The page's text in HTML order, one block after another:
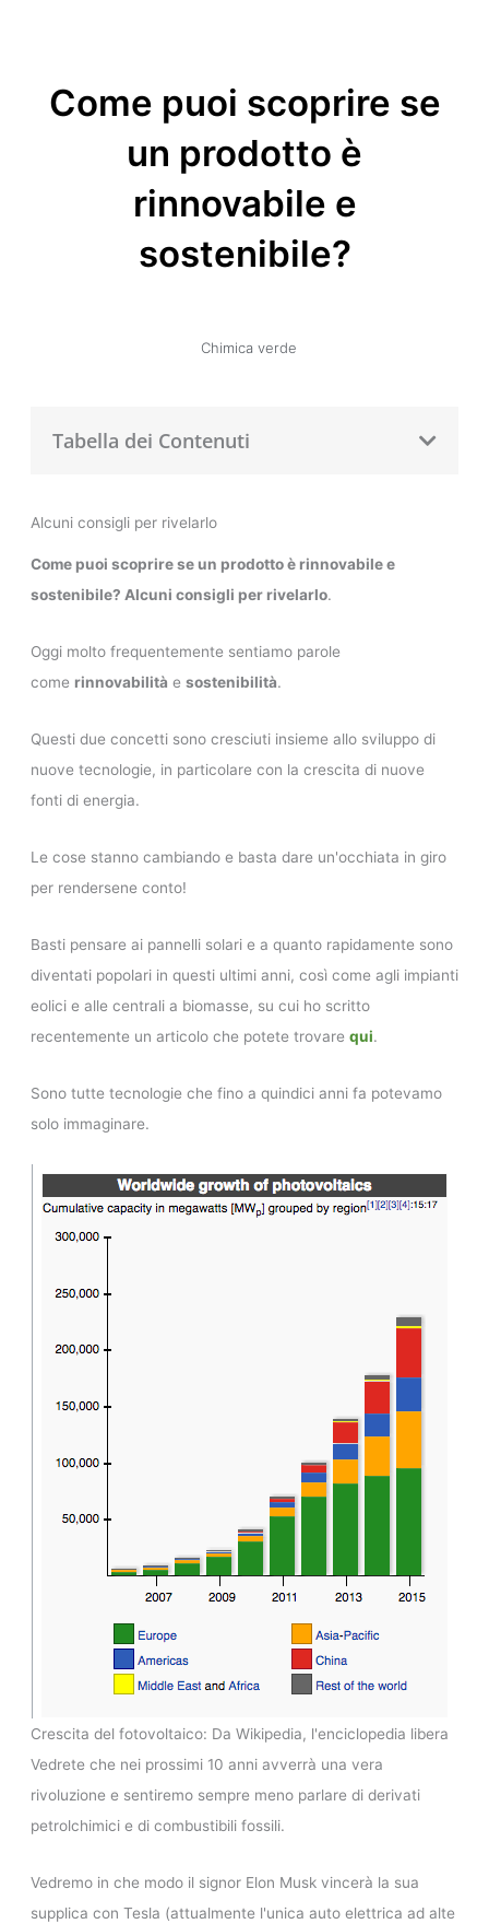
Come puoi scoprire se
un prodotto è
rinnovabile e
sostenibile?
Chimica verde
Tabella dei Contenuti
Alcuni consigli per rivelarlo
Come puoi scoprire se un prodotto è rinnovabile e
sostenibile? Alcuni consigli per rivelarlo.
Oggi molto frequentemente sentiamo parole
come rinnovabilità e sostenibilità.
Questi due concetti sono cresciuti insieme allo sviluppo di
nuove tecnologie, in particolare con la crescita di nuove
fonti di energia.
Le cose stanno cambiando e basta dare un'occhiata in giro
per rendersene conto!
Basti pensare ai pannelli solari e a quanto rapidamente sono
diventati popolari in questi ultimi anni, così come agli impianti
eolici e alle centrali a biomasse, su cui ho scritto
recentemente un articolo che potete trovare qui.
Sono tutte tecnologie che fino a quindici anni fa potevamo
solo immaginare.
Crescita del fotovoltaico: Da Wikipedia, l'enciclopedia libera
Vedrete che nei prossimi 10 anni avverrà una vera
rivoluzione e sentiremo sempre meno parlare di derivati
petrolchimici e di combustibili fossili.
Vedremo in che modo il signor Elon Musk vincerà la sua
supplica con Tesla (attualmente l'unica auto elettrica ad alte